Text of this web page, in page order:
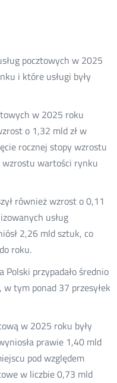
pocztowych w 2025
i które usługi były
w 2025 roku
o 1,32 mld zł w
rocznej stopy wzrostu
wzrostu wartości rynku
również wzrost o 0,11
usług
2,26 mld sztuk, co
roku.
przypadało średnio
tym ponad 37 przesyłek
w 2025 roku były
prawie 1,40 mld
pod względem
w liczbie 0,73 mld